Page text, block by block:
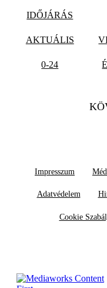
IDŐJÁRÁS
AKTUÁLIS
0-24
Impresszum
Adatvédelem
Cookie